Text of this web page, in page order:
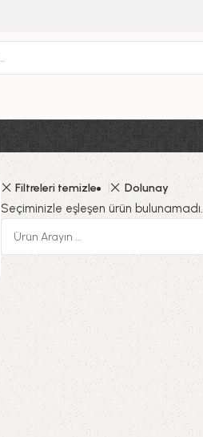
Filtreleri temizle
Dolunay
Seçiminizle eşleşen ürün bulunamadı.